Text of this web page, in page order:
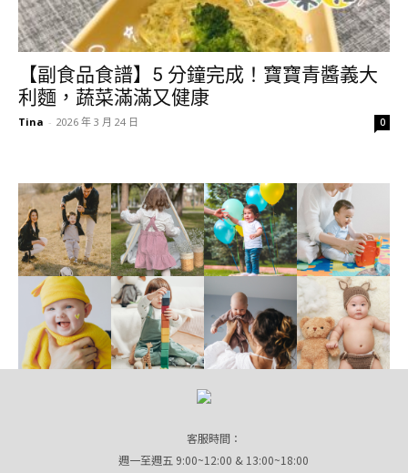
【副食品食譜】5 分鐘完成！寶寶青醬義大
利麵，蔬菜滿滿又健康
Tina - 2026 年 3 月 24 日 0
客服時間：
週一至週五 9:00~12:00 & 13:00~18:00